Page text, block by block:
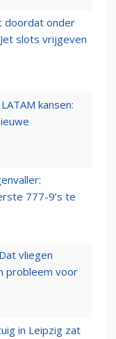
doordat onder
slots vrijgeven
kansen:
777-9’s te
vliegen
probleem voor
in Leipzig zat